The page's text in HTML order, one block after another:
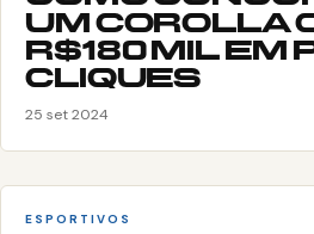
UM COROLLA
R$180 MIL EM
CLIQUES
25 set 2024
ESPORTIVOS